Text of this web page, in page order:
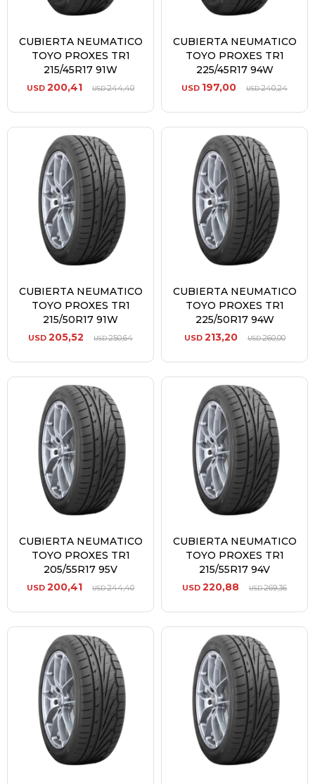
CUBIERTA NEUMATICO
TOYO PROXES TR1
215/45R17 91W
USD 200,41 USD244,40
CUBIERTA NEUMATICO
TOYO PROXES TR1
225/45R17 94W
USD 197,00 USD240,24
CUBIERTA NEUMATICO
TOYO PROXES TR1
215/50R17 91W
USD 205,52 USD250,64
CUBIERTA NEUMATICO
TOYO PROXES TR1
225/50R17 94W
USD 213,20 USD260,00
CUBIERTA NEUMATICO
TOYO PROXES TR1
205/55R17 95V
USD 200,41 USD244,40
CUBIERTA NEUMATICO
TOYO PROXES TR1
215/55R17 94V
USD 220,88 USD269,36